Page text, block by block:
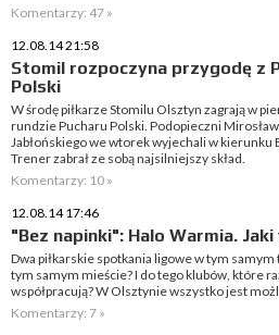
Komentarzy: 47 »
12.08.14 21:58
Stomil rozpoczyna przygodę z
Polski
W środę piłkarze Stomilu Olsztyn zagrają w
rundzie Pucharu Polski. Podopieczni
Jabłońskiego we wtorek wyjechali w kierunku
Trener zabrał ze sobą najsilniejszy skład.
Komentarzy: 10 »
12.08.14 17:46
"Bez napinki": Halo Warmia. Jaki
Dwa piłkarskie spotkania ligowe w tym
tym samym mieście? I do tego klubów, które
współpracują? W Olsztynie wszystko jest
Komentarzy: 7 »